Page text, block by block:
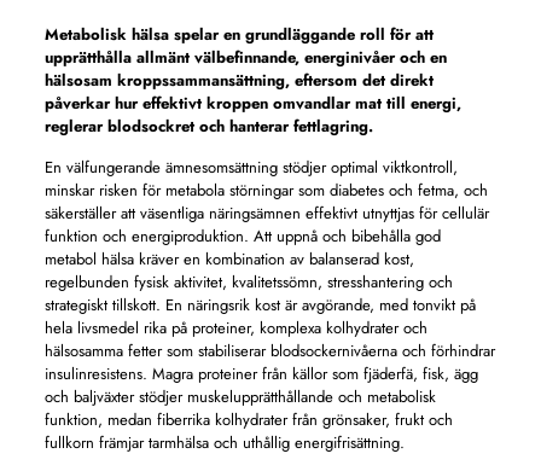
Metabolisk hälsaspelar en grundläggande roll för att
upprätthålla allmänt välbefinnande, energinivåer och en
hälsosam kroppssammansättning, eftersom det direkt
påverkar hur effektivt kroppen omvandlar mat till energi,
reglerar blodsockret och hanterar fettlagring.
En välfungerande ämnesomsättning stödjer optimal viktkontroll,
minskar risken för metabola störningar som diabetes och fetma, och
säkerställer att väsentliga näringsämnen effektivt utnyttjas för cellulär
funktion och energiproduktion. Att uppnå och bibehålla god
metabol hälsa kräver en kombination av balanserad kost,
regelbunden fysisk aktivitet, kvalitetssömn, stresshantering och
strategiskt tillskott. En näringsrik kost är avgörande, med tonvikt på
hela livsmedel rika på proteiner, komplexa kolhydrater och
hälsosamma fetter som stabiliserar blodsockernivåerna och förhindrar
insulinresistens. Magra proteiner från källor som fjäderfä, fisk, ägg
och baljväxter stödjer muskelupprätthållande och metabolisk
funktion, medan fiberrika kolhydrater från grönsaker, frukt och
fullkorn främjar tarmhälsa och uthållig energifrisättning.